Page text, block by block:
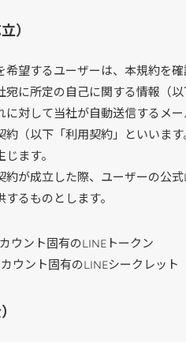
）
希望するユーザーは、本規約を
宛に所定の自己に関する情報（
に対して当社が自動送信するメ
約（以下「利用契約」といいま
ます。
約が成立した際、ユーザーの公
るものとします。
ウント固有のLINEトークン
ウント固有のLINEシークレット